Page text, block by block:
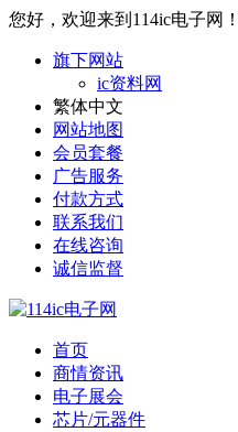
您好，欢迎来到114ic电子网！
旗下网站
ic资料网
繁体中文
网站地图
会员套餐
广告服务
付款方式
联系我们
在线咨询
诚信监督
首页
商情资讯
电子展会
芯片/元器件